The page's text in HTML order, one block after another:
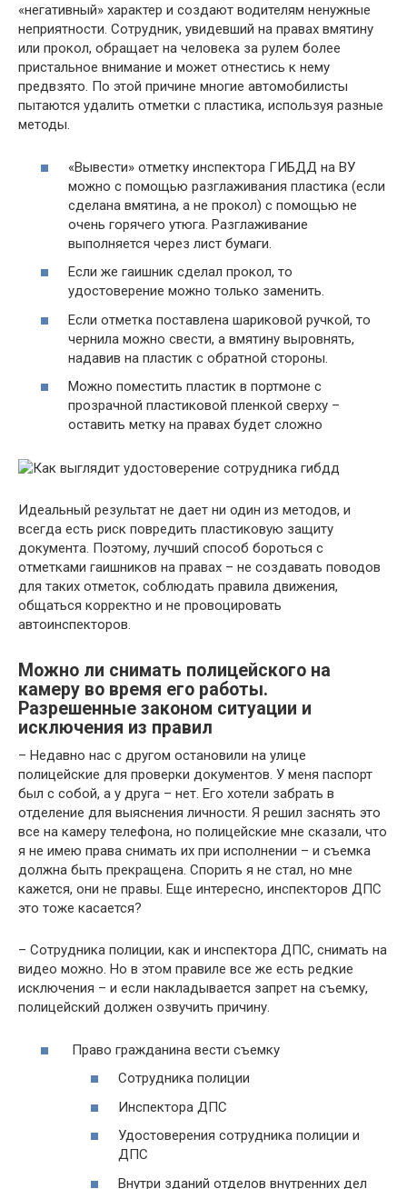
«негативный» характер и создают водителям ненужные
неприятности. Сотрудник, увидевший на правах вмятину
или прокол, обращает на человека за рулем более
пристальное внимание и может отнестись к нему
предвзято. По этой причине многие автомобилисты
пытаются удалить отметки с пластика, используя разные
методы.
«Вывести» отметку инспектора ГИБДД на ВУ
можно с помощью разглаживания пластика (если
сделана вмятина, а не прокол) с помощью не
очень горячего утюга. Разглаживание
выполняется через лист бумаги.
Если же гаишник сделал прокол, то
удостоверение можно только заменить.
Если отметка поставлена шариковой ручкой, то
чернила можно свести, а вмятину выровнять,
надавив на пластик с обратной стороны.
Можно поместить пластик в портмоне с
прозрачной пластиковой пленкой сверху –
оставить метку на правах будет сложно
Идеальный результат не дает ни один из методов, и
всегда есть риск повредить пластиковую защиту
документа. Поэтому, лучший способ бороться с
отметками гаишников на правах – не создавать поводов
для таких отметок, соблюдать правила движения,
общаться корректно и не провоцировать
автоинспекторов.
Можно ли снимать полицейского на
камеру во время его работы.
Разрешенные законом ситуации и
исключения из правил
– Недавно нас с другом остановили на улице
полицейские для проверки документов. У меня паспорт
был с собой, а у друга – нет. Его хотели забрать в
отделение для выяснения личности. Я решил заснять это
все на камеру телефона, но полицейские мне сказали, что
я не имею права снимать их при исполнении – и съемка
должна быть прекращена. Спорить я не стал, но мне
кажется, они не правы. Еще интересно, инспекторов ДПС
это тоже касается?
– Сотрудника полиции, как и инспектора ДПС, снимать на
видео можно. Но в этом правиле все же есть редкие
исключения – и если накладывается запрет на съемку,
полицейский должен озвучить причину.
Право гражданина вести съемку
Сотрудника полиции
Инспектора ДПС
Удостоверения сотрудника полиции и
ДПС
Внутри зданий отделов внутренних дел